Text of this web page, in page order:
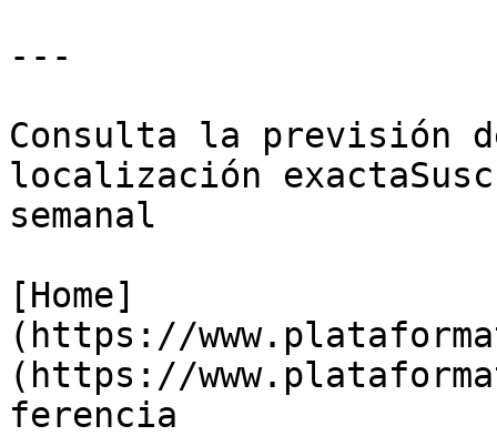
---
Consulta la previsión
localización
semanal
[Home]
(https://
(https://
ferencia